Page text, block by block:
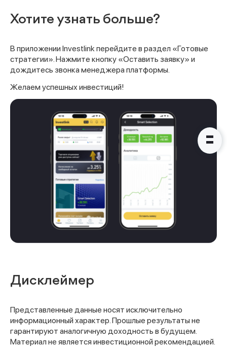
Хотите узнать больше?
В приложении Investlink перейдите в раздел «Готовые
стратегии». Нажмите кнопку «Оставить заявку» и
дождитесь звонка менеджера платформы.
Желаем успешных инвестиций!
Дисклеймер
Представленные данные носят исключительно
информационный характер. Прошлые результаты не
гарантируют аналогичную доходность в будущем.
Материал не является инвестиционной рекомендацией.
вами в ближайшее время